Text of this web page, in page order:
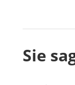
Mitglied
Sie